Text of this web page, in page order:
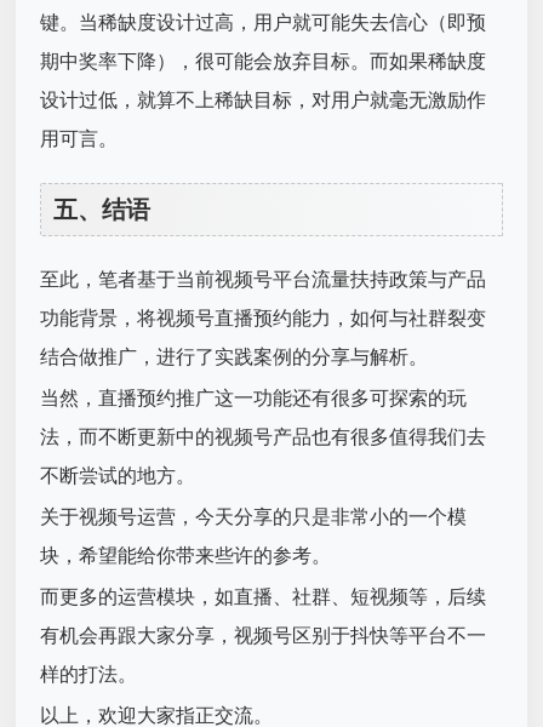
键。当稀缺度设计过高，用户就可能失去信心（即预
期中奖率下降），很可能会放弃目标。而如果稀缺度
设计过低，就算不上稀缺目标，对用户就毫无激励作
用可言。
五、结语
至此，笔者基于当前视频号平台流量扶持政策与产品
功能背景，将视频号直播预约能力，如何与社群裂变
结合做推广，进行了实践案例的分享与解析。
当然，直播预约推广这一功能还有很多可探索的玩
法，而不断更新中的视频号产品也有很多值得我们去
不断尝试的地方。
关于视频号运营，今天分享的只是非常小的一个模
块，希望能给你带来些许的参考。
而更多的运营模块，如直播、社群、短视频等，后续
有机会再跟大家分享，视频号区别于抖快等平台不一
样的打法。
以上，欢迎大家指正交流。